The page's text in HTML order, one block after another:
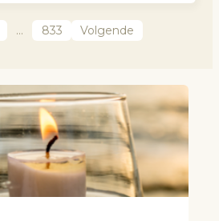
… 833 Volgende